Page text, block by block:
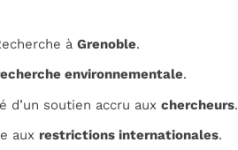
à Grenoble.
environnementale.
d’un soutien accru aux chercheurs.
aux restrictions internationales.